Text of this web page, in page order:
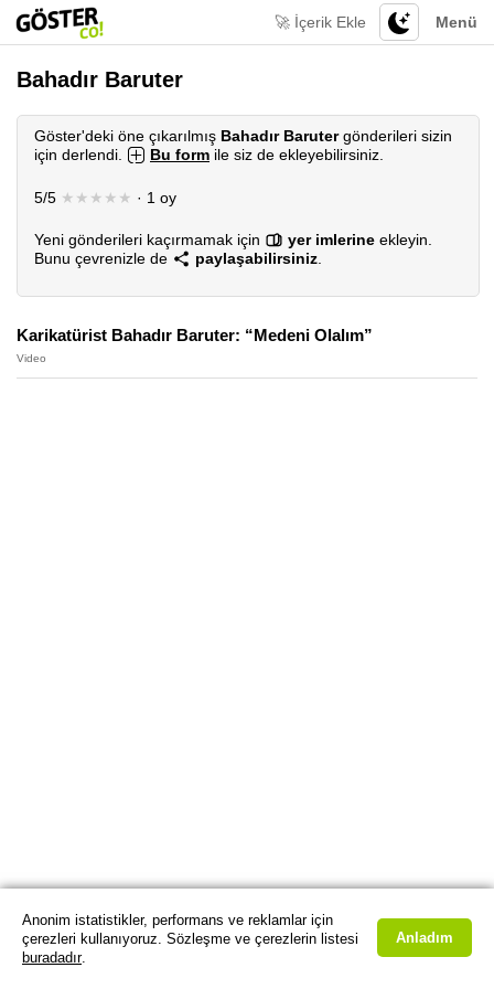
Menü
🚀 İçerik Ekle
Bahadır Baruter
Göster'deki öne çıkarılmış Bahadır Barutergönderileri sizin
için derlendi.
Bu form ile siz de ekleyebilirsiniz.
5/5 ★★★★★ · 1 oy
Yeni gönderileri kaçırmamak için yer imlerine ekleyin.
Bunu çevrenizle de
paylaşabilirsiniz
Karikatürist Bahadır Baruter: “Medeni Olalım”
Video
Anonim istatistikler, performans ve reklamlar için
çerezleri kullanıyoruz. Sözleşme ve çerezlerin listesi
buradadır.
Anladım